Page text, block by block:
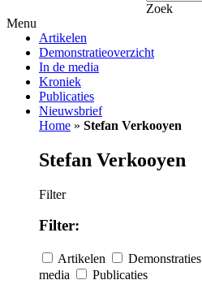
Zoek
Menu
Artikelen
Demonstratieoverzicht
In de media
Kroniek
Publicaties
Nieuwsbrief
Home » Stefan Verkooyen
Stefan Verkooyen
Filter
Filter:
Artikelen Demonstraties
media
Publicaties